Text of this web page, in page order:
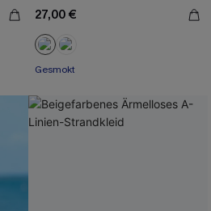
27,00 €
Gesmokt